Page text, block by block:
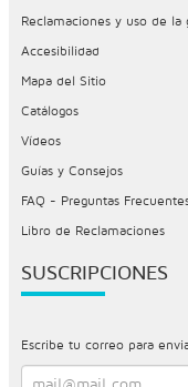
Reclamaciones y uso de la
Accesibilidad
Mapa del Sitio
Catálogos
Vídeos
Guías y Consejos
FAQ - Preguntas
Libro de Reclamaciones
SUSCRIPCIONES
Escribe tu correo para